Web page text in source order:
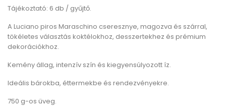
Tájékoztató: 6 db / gyűjtő.
A Luciano piros Maraschino cseresznye, magozva és szárral,
tökéletes választás koktélokhoz, desszertekhez és prémium
dekorációkhoz.
Kemény állag, intenzív szín és kiegyensúlyozott íz.
Ideális bárokba, éttermekbe és rendezvényekre.
750 g-os üveg.